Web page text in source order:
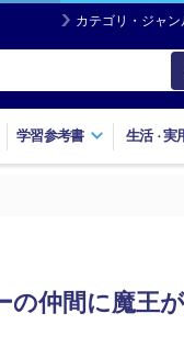
カテゴリ・ジャン
学習参考書 生活・実
の仲間に魔王